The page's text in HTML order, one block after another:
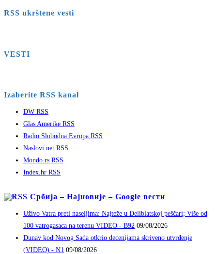
RSS ukrštene vesti
VESTI
Izaberite RSS kanal
DW RSS
Glas Amerike RSS
Radio Slobodna Evropa RSS
Naslovi.net RSS
Mondo.rs RSS
Index.hr RSS
Србија – Најновије – Google вести
Uživo Vatra preti naseljima: Najteže u Deliblatskoj peščari; Više od
100 vatrogasaca na terenu VIDEO - B92 09/08/2026
Dunav kod Novog Sada otkrio decenijama skriveno utvrđenje
(VIDEO) - N1 09/08/2026